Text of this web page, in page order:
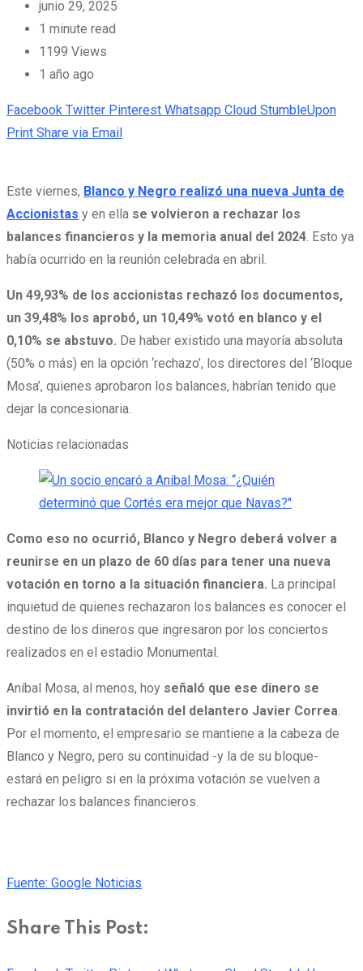
junio 29, 2025
1 minute read
1199 Views
1 año ago
Facebook Twitter Pinterest Whatsapp Cloud StumbleUpon
Print Share via Email
Este viernes, Blanco y Negro realizó una nueva Junta de
Accionistas y en ella se volvieron a rechazar los
balances financieros y la memoria anual del 2024 . Esto ya
había ocurrido en la reunión celebrada en abril.
Un 49,93% de los accionistas rechazó los documentos,
un 39,48% los aprobó, un 10,49% votó en blanco y el
0,10% se abstuvo. De haber existido una mayoría absoluta
(50% o más) en la opción ‘rechazo’, los directores del ‘Bloque
Mosa’, quienes aprobaron los balances, habrían tenido que
dejar la concesionaria.
Noticias relacionadas
Como eso no ocurrió, Blanco y Negro deberá volver a
reunirse en un plazo de 60 días para tener una nueva
votación en torno a la situación financiera. La principal
inquietud de quienes rechazaron los balances es conocer el
destino de los dineros que ingresaron por los conciertos
realizados en el estadio Monumental.
Aníbal Mosa, al menos, hoy señaló que ese dinero se
invirtió en la contratación del delantero Javier Correa
Por el momento, el empresario se mantiene a la cabeza de
Blanco y Negro, pero su continuidad -y la de su bloque-
estará en peligro si en la próxima votación se vuelven a
rechazar los balances financieros.
Fuente: Google Noticias
Share This Post: